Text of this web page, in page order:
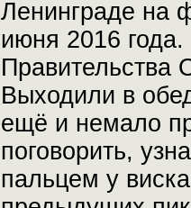
Ленинграде на
июня 2016
Правительства
Выходили в
ещё и немало
поговорить,
пальцем у